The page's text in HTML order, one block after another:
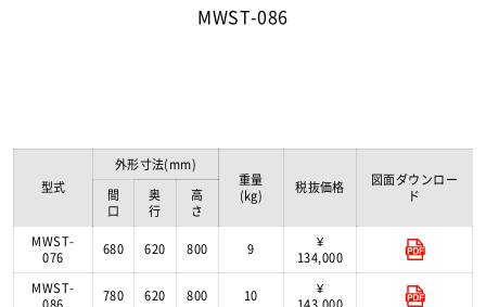
MWST-086
型式
外形寸法(mm)
重量
(kg)
税抜価格
図面ダウンロー
ド
間
口
奥
行
高
さ
MWST-
076
680 620 800 9
¥
134,000
MWST-
780 620 800 10
¥